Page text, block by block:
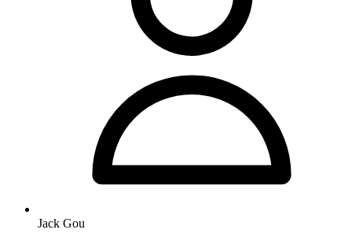
Jack Gou